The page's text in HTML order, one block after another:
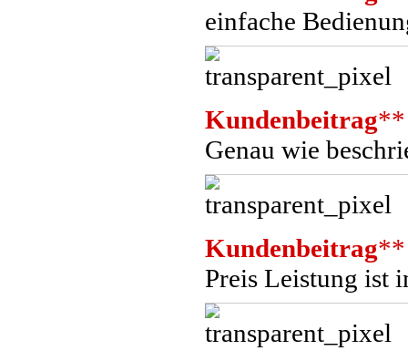
einfache
Kundenbeitrag**
Genau wie
Kundenbeitrag**
Preis Leistung ist